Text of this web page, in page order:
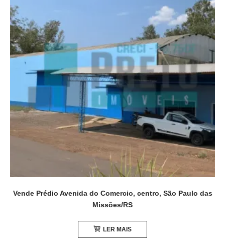
Vende Prédio Avenida do Comercio, centro, São Paulo das
Missões/RS
LER MAIS